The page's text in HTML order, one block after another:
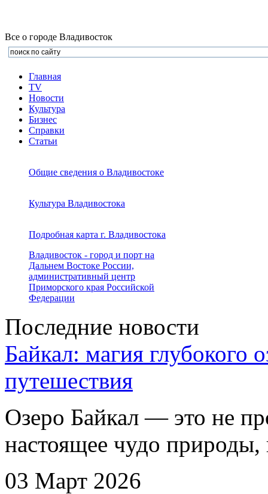
Все о городе Владивосток
Главная
TV
Новости
Культура
Бизнеc
Справки
Статьи
Общие сведения о Владивостоке
Культура Владивостока
Подробная карта г. Владивостока
Владивосток - город и порт на
Дальнем Востоке России,
административный центр
Приморского края Российской
Федерации
Последние новости
Байкал: магия
путешествия
Озеро Байкал — это не
настоящее чудо природы,
03 Март 2026